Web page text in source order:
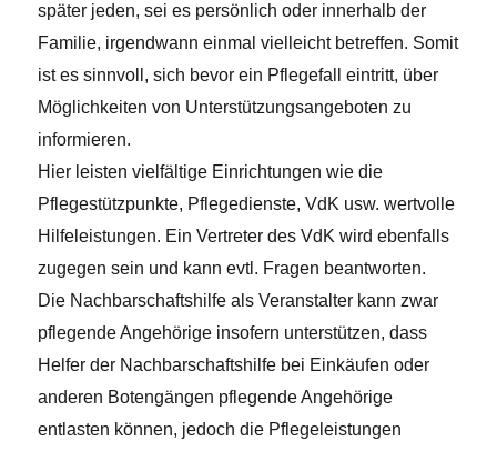
später jeden, sei es persönlich oder innerhalb der
Familie, irgendwann einmal vielleicht betreffen. Somit
ist es sinnvoll, sich bevor ein Pflegefall eintritt, über
Möglichkeiten von Unterstützungsangeboten zu
informieren.
Hier leisten vielfältige Einrichtungen wie die
Pflegestützpunkte, Pflegedienste, VdK usw. wertvolle
Hilfeleistungen. Ein Vertreter des VdK wird ebenfalls
zugegen sein und kann evtl. Fragen beantworten.
Die Nachbarschaftshilfe als Veranstalter kann zwar
pflegende Angehörige insofern unterstützen, dass
Helfer der Nachbarschaftshilfe bei Einkäufen oder
anderen Botengängen pflegende Angehörige
entlasten können, jedoch die Pflegeleistungen